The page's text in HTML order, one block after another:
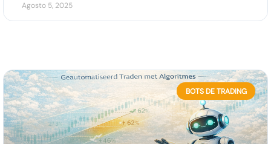
Agosto 5, 2025
BOTS DE TRADING